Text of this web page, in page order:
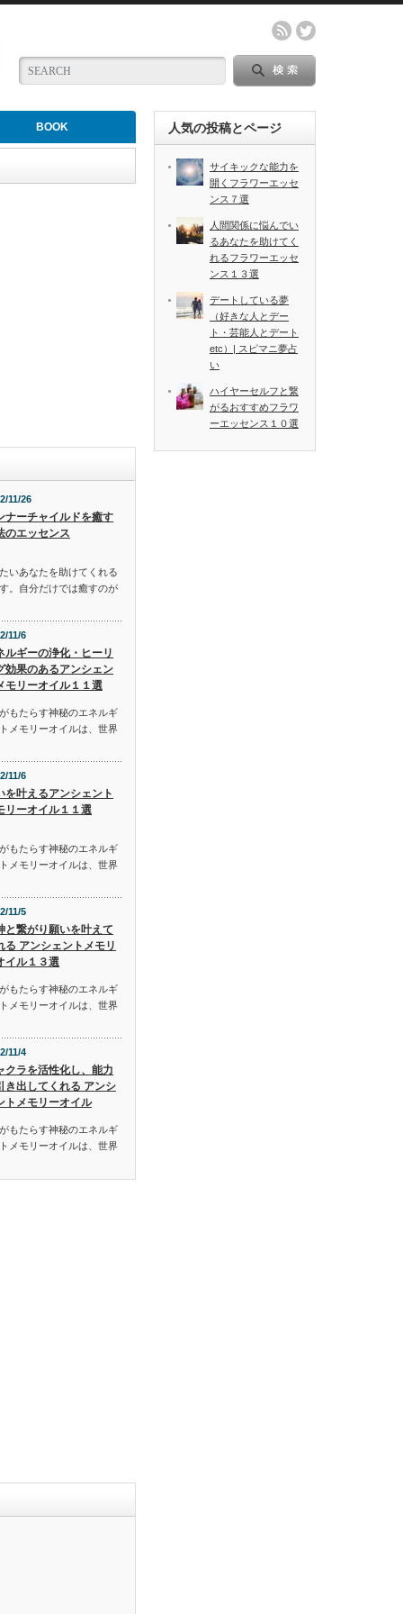
BOOK
11/26
ナーチャイルドを癒す
のエッセンス
いあなたを助けてくれる
。自分だけでは癒すのが
11/6
ルギーの浄化・ヒーリ
効果のあるアンシェン
モリーオイル１１選
もたらす神秘のエネルギ
メモリーオイルは、世界
11/6
を叶えるアンシェント
リーオイル１１選
もたらす神秘のエネルギ
メモリーオイルは、世界
11/5
と繋がり願いを叶えて
る アンシェントメモリ
イル１３選
もたらす神秘のエネルギ
メモリーオイルは、世界
11/4
クラを活性化し、能力
き出してくれる アンシ
トメモリーオイル
もたらす神秘のエネルギ
メモリーオイルは、世界
人気の投稿とページ
サイキックな能力を
開くフラワーエッセ
ンス７選
人間関係に悩んでい
るあなたを助けてく
れるフラワーエッセ
ンス１３選
デートしている夢
（好きな人とデー
ト・芸能人とデート
etc）| スピマニ夢占
い
ハイヤーセルフと繋
がるおすすめフラワ
ーエッセンス１０選